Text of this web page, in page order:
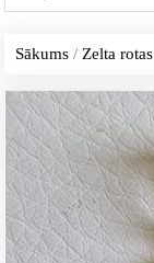
Sākums / Zelta rotas